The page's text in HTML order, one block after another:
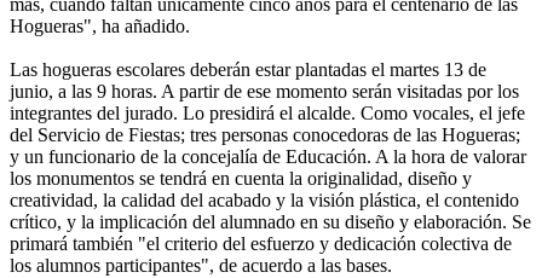
más, cuando faltan únicamente cinco años para el centenario de las
Hogueras", ha añadido.
Las hogueras escolares deberán estar plantadas el martes 13 de
junio, a las 9 horas. A partir de ese momento serán visitadas por los
integrantes del jurado. Lo presidirá el alcalde. Como vocales, el jefe
del Servicio de Fiestas; tres personas conocedoras de las Hogueras;
y un funcionario de la concejalía de Educación. A la hora de valorar
los monumentos se tendrá en cuenta la originalidad, diseño y
creatividad, la calidad del acabado y la visión plástica, el contenido
crítico, y la implicación del alumnado en su diseño y elaboración. Se
primará también "el criterio del esfuerzo y dedicación colectiva de
los alumnos participantes", de acuerdo a las bases.